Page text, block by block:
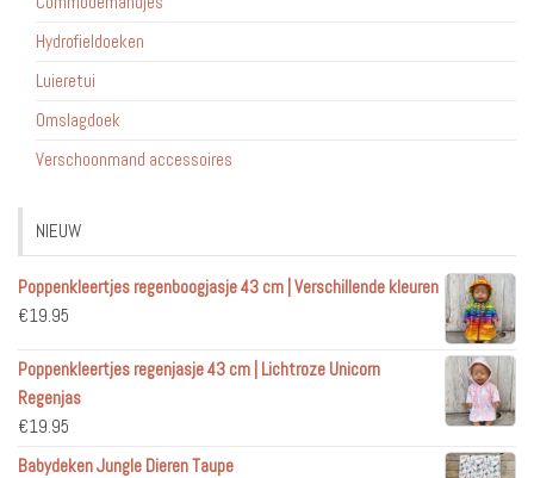
Hydrofieldoeken
Luieretui
Omslagdoek
Verschoonmand accessoires
NIEUW
Poppenkleertjes regenboogjasje 43 cm | Verschillende kleuren
€19.95
Poppenkleertjes regenjasje 43 cm | Lichtroze Unicorn
Regenjas
€19.95
Babydeken Jungle Dieren Taupe